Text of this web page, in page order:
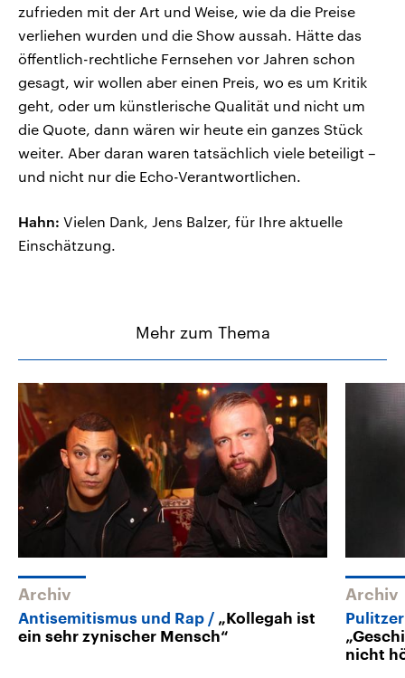
zufrieden mit der Art und Weise, wie da die Preise
verliehen wurden und die Show aussah. Hätte das
öffentlich-rechtliche Fernsehen vor Jahren schon
gesagt, wir wollen aber einen Preis, wo es um Kritik
geht, oder um künstlerische Qualität und nicht um
die Quote, dann wären wir heute ein ganzes Stück
weiter. Aber daran waren tatsächlich viele beteiligt –
und nicht nur die Echo-Verantwortlichen.
Hahn: Vielen Dank, Jens Balzer, für Ihre aktuelle
Einschätzung.
Mehr zum Thema
Archiv
Antisemitismus und Rap
„Kollegah ist
ein sehr zynischer Mensch“
Archiv
nicht